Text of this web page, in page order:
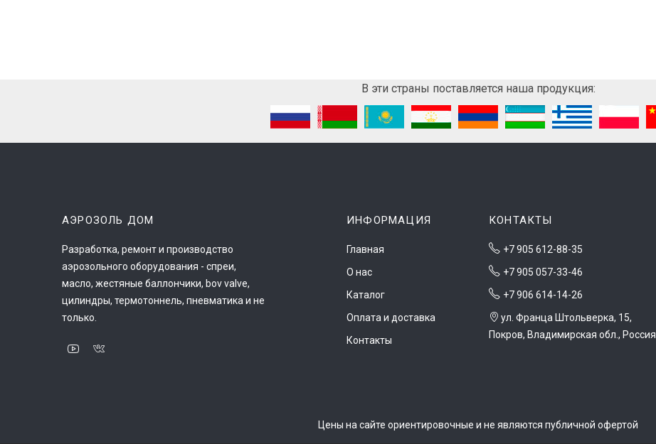
В эти страны поставляется наша продукция:
АЭРОЗОЛЬ ДОМ
Разработка, ремонт и производство
аэрозольного оборудования - спреи,
масло, жестяные баллончики, bov valve,
цилиндры, термотоннель, пневматика и не
только.
ИНФОРМАЦИЯ
Главная
О нас
Каталог
Оплата и доставка
Контакты
КОНТАКТЫ
+7 905 612-88-35
+7 905 057-33-46
+7 906 614-14-26
ул. Франца Штольверка, 15,
Покров, Владимирская обл., Россия
Цены на сайте ориентировочные и не являются публичной офертой